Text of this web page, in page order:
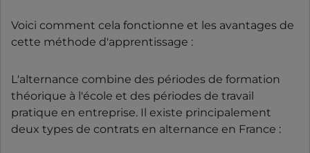
Voici comment cela fonctionne et les avantages de
cette méthode d'apprentissage :
L'alternance combine des périodes de formation
théorique à l'école et des périodes de travail
pratique en entreprise. Il existe principalement
deux types de contrats en alternance en France :